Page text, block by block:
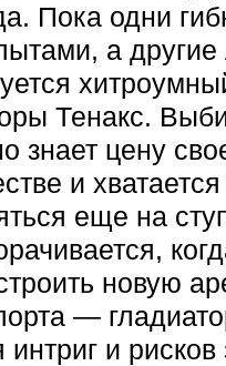
Пока одни
а другие
Тенакс.
знает цену
и
еще на
новую
—
и рисков